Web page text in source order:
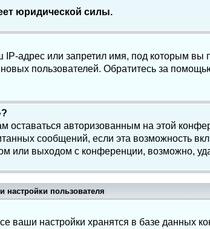
юридической силы.
адрес или запретил имя, под которым вы
пользователей. Обратитесь за
оставаться авторизованным на этой
сообщений, если эта возможность
или выходом с конференции, возможно,
настройки пользователя
ваши настройки хранятся в базе данных